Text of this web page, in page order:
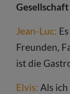
Jean-Luc:
Freunden,
ist die
Elvis: Als